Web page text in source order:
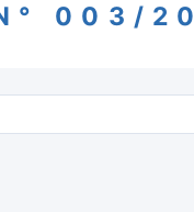
N° 003/